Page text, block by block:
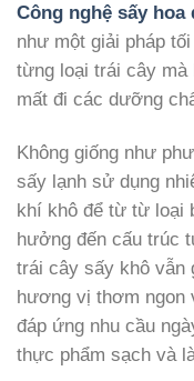
Công nghệ sấy hoa
như một giải pháp
từng loại trái cây mà
mất đi các dưỡng
Không giống như
sấy lạnh sử dụng
khí khô để từ từ loại
hưởng đến cấu trúc
trái cây sấy khô vẫn
hương vị thơm ngon
đáp ứng nhu cầu
thực phẩm sạch và